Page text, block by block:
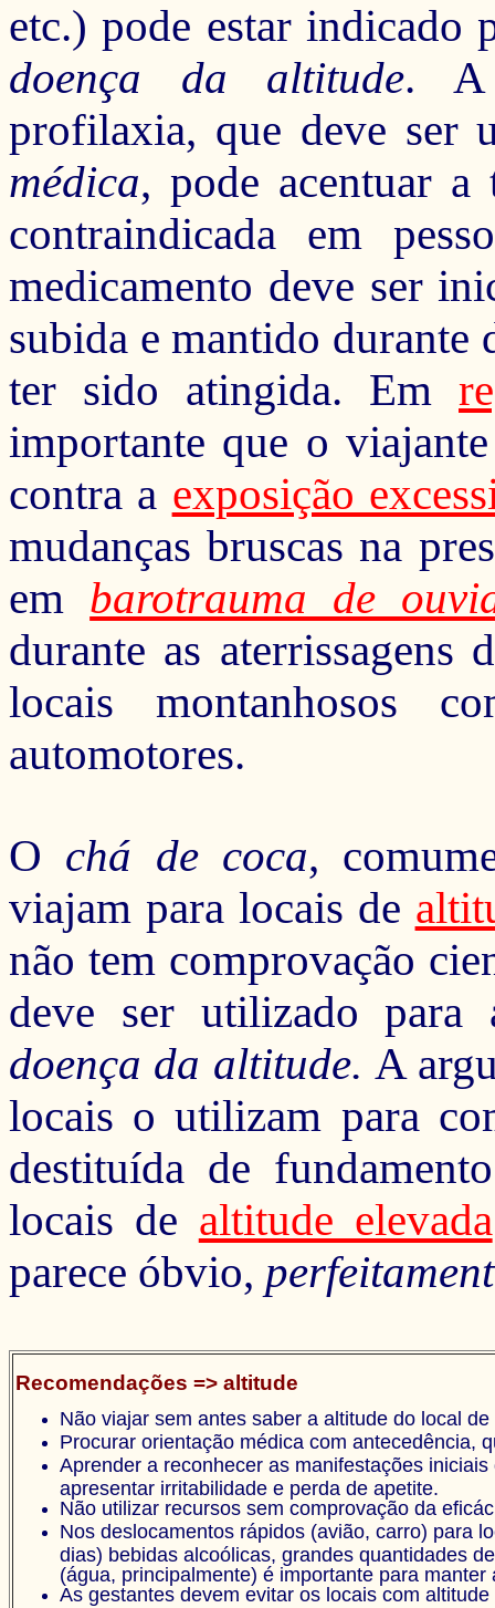
etc.) pode estar indicado
doença da altitude. A
profilaxia, que deve ser
médica, pode acentuar a
contraindicada em
medicamento deve ser
subida e mantido durante
ter sido atingida. Em
importante que o
contra a exposição
mudanças bruscas na
em barotrauma de
durante as aterrissagens
locais montanhosos
automotores.
O chá de coca,
viajam para locais de
não tem comprovação
deve ser utilizado
doença da altitude. A
locais o utilizam para
destituída de
locais de altitude elevada
parece óbvio,
Recomendações => altitude
Não viajar sem antes saber a altitude do local de
Procurar orientação médica com antecedência,
Aprender a reconhecer as manifestações
apresentar irritabilidade e perda de apetite.
Não utilizar recursos sem comprovação da
Nos deslocamentos rápidos (avião, carro) para
dias) bebidas alcoólicas, grandes quantidades
(água, principalmente) é importante para manter
As gestantes devem evitar os locais com